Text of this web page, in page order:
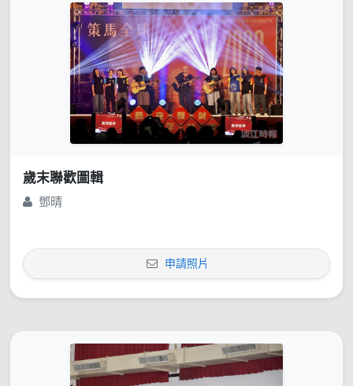
歲末聯歡圖輯
鄧晴
申請照片